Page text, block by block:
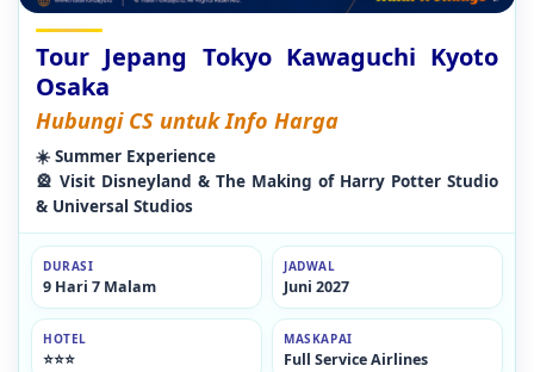
Tour Jepang Tokyo Kawaguchi Kyoto
Osaka
Hubungi CS untuk Info Harga
☀️ Summer Experience
🎡 Visit Disneyland & The Making of Harry Potter Studio
& Universal Studios
DURASI
9 Hari 7 Malam
JADWAL
Juni 2027
HOTEL
⭐⭐⭐
MASKAPAI
Full Service Airlines